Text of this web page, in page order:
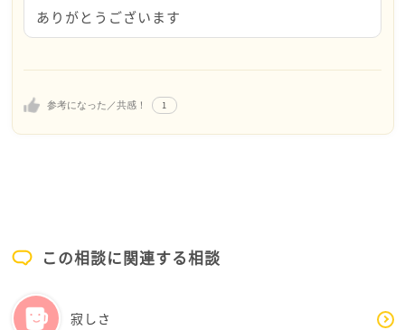
ーナー経営者の話を聞くと、その判断理由ももっとも
と思える部分も有ります。
ようなので、それもその会社の個性や安全対策の一つ
人によっては人生観も変わるようです。
うのが、その結婚センターSNSが言うところの「子供
部屋おじさん…云々。」の言い分なのではないでしょ
参考になった／共感！ 1
ありがとうございます
この相談に関連する相談
寂しさ